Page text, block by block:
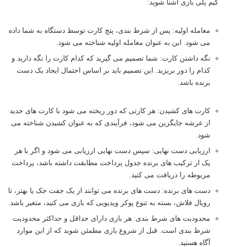
گیم پلی بازی آشنا شوید:
معامله اولیه: پس از شرط بندی، پنج کارت توسط دستگاه به شما داده
می شود. این به عنوان معامله اولیه شناخته می شود.
نگه داشتن کارت: شما تصمیم می گیرید که کدام کارت را نگه دارید و
کدام را دور بریزید. این تصمیم باید بر اساس احتمال ایجاد یک دست
برنده باشد.
کارت های کشیدن: هر کارتی که دور ریخته می شود با کارت های جدید
از عرشه جایگزین می شود، فرآیندی که به عنوان کشیدن شناخته می
شود.
ارزیابی دست نهایی: سپس دست نهایی ارزیابی می شود و اگر با هر
یک از ترکیب های برنده جدول پرداخت مطابقت داشته باشد، پرداخت
مربوطه را دریافت می کنید.
دست های برنده: دست های برنده می توانند از یک جفت جک یا بهتر، تا
رویال فلاش، بسته به تنوع پوکر ویدیویی که بازی می کنید، متغیر باشد.
محدودیت های شرط بندی: هر بازی دارای حداقل و حداکثر محدودیت
شرط بندی است. قبل از شروع بازی مطمئن شوید که از این موارد
آگاه هستید.